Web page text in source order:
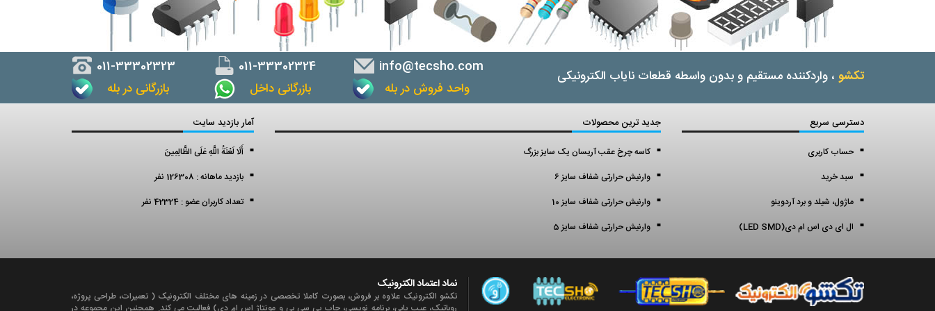
تکشو ، واردکننده مستقیم و بدون واسطه قطعات نایاب الکترونیکی
info@tecsho.com
011-33302324
011-33302323
واحد فروش در بله
بازرگانی داخل بازرگانی در بله
دسترسی سریع
حساب کاربری
سبد خرید
ماژول، شیلد و برد آردوینو
ال ای دی اس ام دی(LED SMD)
جدید ترین محصولات
کاسه چرخ عقب آریسان یک سایز بزرگ
وارنیش حرارتی شفاف سایز 6
وارنیش حرارتی شفاف سایز 10
وارنیش حرارتی شفاف سایز 5
آمار بازدید سایت
أَلَا لَعْنَةُ اللَّهِ عَلَى الظَّالِمِينَ
بازدید ماهانه : 126308 نفر
تعداد کاربران عضو : 42324 نفر
نماد اعتماد الکترونیک
تکشو الکترونیک علاوه بر فروش، بصورت کاملا تخصصی در زمينه های مختلف الکترونيک ( تعميرات، طراحی پروژه،
روباتيک، عیب یابی، برنامه نویسی، چاپ پی سی بی و مونتاژ اس ام دی) فعالیت می کند. همچنين اين مجموعه در